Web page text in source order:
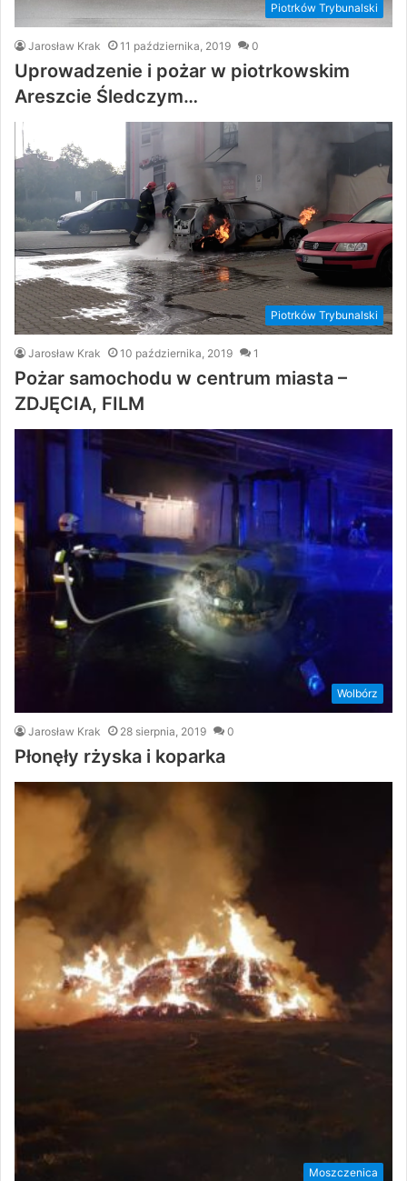
Piotrków Trybunalski
Jarosław Krak 11 października, 2019 0
Uprowadzenie i pożar w piotrkowskim
Areszcie Śledczym…
Piotrków Trybunalski
Jarosław Krak 10 października, 2019 1
Pożar samochodu w centrum miasta –
ZDJĘCIA, FILM
Wolbórz
Jarosław Krak 28 sierpnia, 2019 0
Płonęły rżyska i koparka
Moszczenica